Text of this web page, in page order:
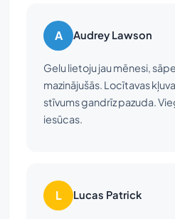
A Audrey Lawson
Gelu lietoju jau mēnesi,
mazinājušās. Locītavas
stīvums gandrīz pazuda.
iesūcas.
L Lucas Patrick